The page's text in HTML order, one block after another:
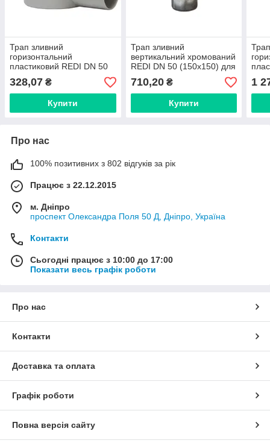
Трап зливний
горизонтальний
пластиковий REDI DN 50
(100x100) для каналізації
(Італія) Е224504
328,07 ₴
Купити
Трап зливний
вертикальний хромований
REDI DN 50 (150x150) для
каналізації (Італія)
CV15JCR
710,20₴
Купити
1
Про нас
100% позитивних з 802 відгуків за рік
Працює з 22.12.2015
м. Дніпро
проспект Олександра Поля 50 Д, Дніпро, Україна
Контакти
Сьогодні працює з 10:00 до 17:00
Показати весь графік роботи
Про нас
Контакти
Доставка та оплата
Графік роботи
Повна версія сайту